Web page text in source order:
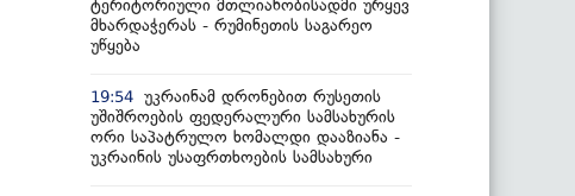
ტერიტორიული მთლიანობისადმი ურყევ
მხარდაჭერას - რუმინეთის საგარეო
უწყება
19:54 უკრაინამ დრონებით რუსეთის
უშიშროების ფედერალური სამსახურის
ორი საპატრულო ხომალდი დააზიანა -
უკრაინის უსაფრთხოების სამსახური